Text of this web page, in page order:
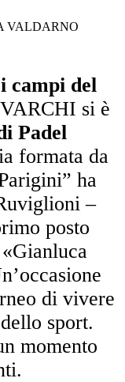
VALDARNO
campi del
si è
Padel
formata da
ha
–
posto
di vivere
sport.
momento